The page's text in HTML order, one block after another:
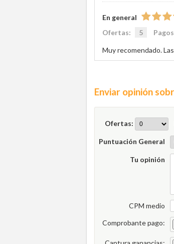
En general
Ofertas: 5
Muy recomendado.
Enviar opinión
Ofertas:
Puntuación General
Tu opinión
CPM medio
Comprobante pago: